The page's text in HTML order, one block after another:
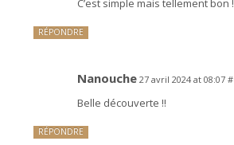
C’est simple mais tellement bon !
RÉPONDRE
Nanouche 27 avril 2024 at 08:07 #
Belle découverte !!
RÉPONDRE